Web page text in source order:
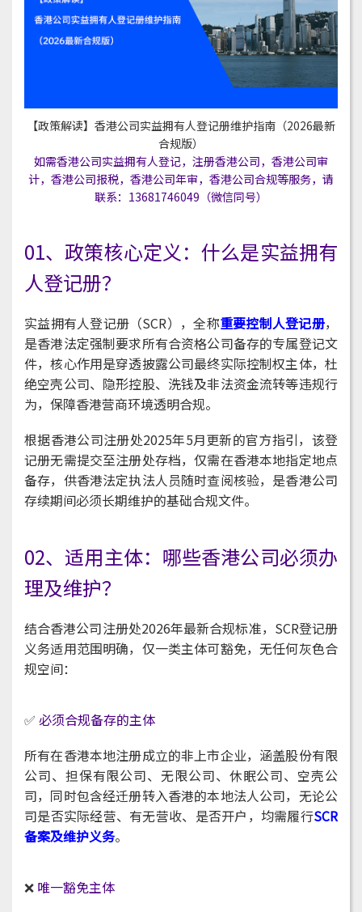
【政策解读】香港公司实益拥有人登记册维护指南（2026最新
合规版）
如需香港公司实益拥有人登记，注册香港公司，香港公司审
计，香港公司报税，香港公司年审，香港公司合规等服务，请
联系：13681746049（微信同号）
01、政策核心定义：什么是实益拥有
人登记册？
实益拥有人登记册（SCR），全称重要控制人登记册，
是香港法定强制要求所有合资格公司备存的专属登记文
件，核心作用是穿透披露公司最终实际控制权主体，杜
绝空壳公司、隐形控股、洗钱及非法资金流转等违规行
为，保障香港营商环境透明合规。
根据香港公司注册处2025年5月更新的官方指引，该登
记册无需提交至注册处存档，仅需在香港本地指定地点
备存，供香港法定执法人员随时查阅核验，是香港公司
存续期间必须长期维护的基础合规文件。
02、适用主体：哪些香港公司必须办
理及维护？
结合香港公司注册处2026年最新合规标准，SCR登记册
义务适用范围明确，仅一类主体可豁免，无任何灰色合
规空间：
✅ 必须合规备存的主体
所有在香港本地注册成立的非上市企业，涵盖股份有限
公司、担保有限公司、无限公司、休眠公司、空壳公
司，同时包含经迁册转入香港的本地法人公司，无论公
司是否实际经营、有无营收、是否开户，均需履行SCR
备案及维护义务。
❌ 唯一豁免主体